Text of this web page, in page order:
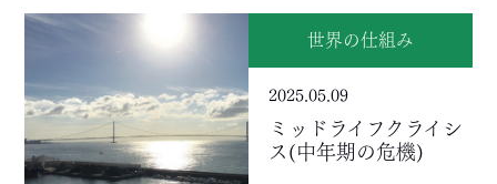
世界の仕組み
2025.05.09
ミッドライフクライシ
ス(中年期の危機)